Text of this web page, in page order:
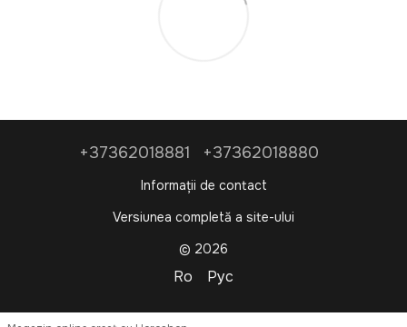
+37362018881 +37362018880
Informații de contact
Versiunea completă a site-ului
© 2026
Ro Рус